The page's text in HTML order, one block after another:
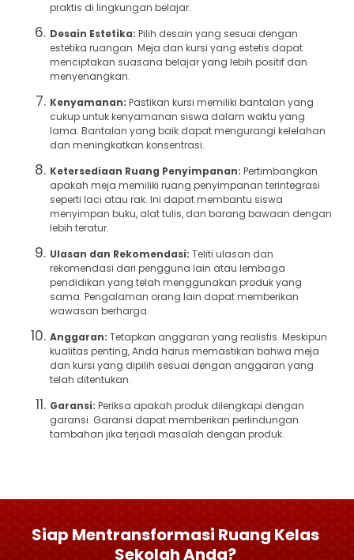
praktis di lingkungan belajar.
Desain Estetika: Pilih desain yang sesuai dengan
estetika ruangan. Meja dan kursi yang estetis dapat
menciptakan suasana belajar yang lebih positif dan
menyenangkan.
Kenyamanan: Pastikan kursi memiliki bantalan yang
cukup untuk kenyamanan siswa dalam waktu yang
lama. Bantalan yang baik dapat mengurangi kelelahan
dan meningkatkan konsentrasi.
Ketersediaan Ruang Penyimpanan: Pertimbangkan
apakah meja memiliki ruang penyimpanan terintegrasi
seperti laci atau rak. Ini dapat membantu siswa
menyimpan buku, alat tulis, dan barang bawaan dengan
lebih teratur.
Ulasan dan Rekomendasi: Teliti ulasan dan
rekomendasi dari pengguna lain atau lembaga
pendidikan yang telah menggunakan produk yang
sama. Pengalaman orang lain dapat memberikan
wawasan berharga.
Anggaran: Tetapkan anggaran yang realistis. Meskipun
kualitas penting, Anda harus memastikan bahwa meja
dan kursi yang dipilih sesuai dengan anggaran yang
telah ditentukan.
Garansi: Periksa apakah produk dilengkapi dengan
garansi. Garansi dapat memberikan perlindungan
tambahan jika terjadi masalah dengan produk.
Siap Mentransformasi Ruang Kelas
Sekolah Anda?